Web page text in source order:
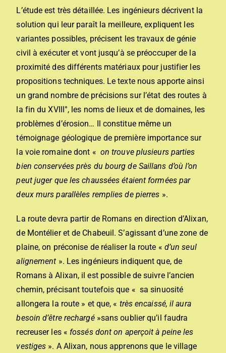
L’étude est très détaillée. Les ingénieurs décrivent la
solution qui leur paraît la meilleure, expliquent les
variantes possibles, précisent les travaux de génie
civil à exécuter et vont jusqu’à se préoccuper de la
proximité des différents matériaux pour justifier les
propositions techniques. Le texte nous apporte ainsi
un grand nombre de précisions sur l’état des routes à
la fin du XVIII°, les noms de lieux et de domaines, les
problèmes d’érosion… Il constitue même un
témoignage géologique de première importance sur
la voie romaine dont « on trouve plusieurs parties
bien conservées près du bourg de Saillans d’où l’on
peut juger que les chaussées étaient formées par
deux murs parallèles remplies de pierres ».
La route devra partir de Romans en direction d’Alixan,
de Montélier et de Chabeuil. S’agissant d’une zone de
plaine, on préconise de réaliser la route « d’un seul
alignement ». Les ingénieurs indiquent que, de
Romans à Alixan, il est possible de suivre l’ancien
chemin, précisant toutefois que « sa sinuosité
allongera la route » et que, « très encaissé, il aura
besoin d’être rechargé»sans oublier qu’il faudra
recreuser les « fossés dont on aperçoit à peine les
vestiges ». A Alixan, nous apprenons que le village